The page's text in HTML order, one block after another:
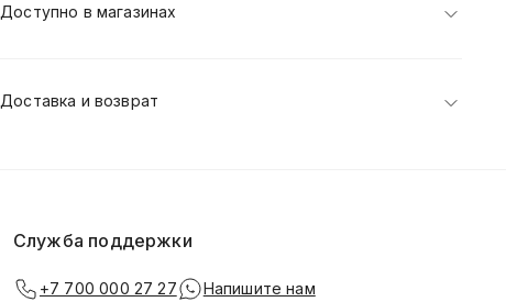
Доступно в магазинах
Доставка и возврат
Служба поддержки
+7 700 000 27 27 Напишите нам